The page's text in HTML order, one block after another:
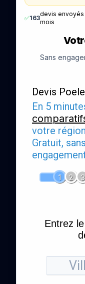
✅163
devis envoyés
mois
Sans
Devis Poele
En 5
votre
Gratuit,
1 2 3
Entrez